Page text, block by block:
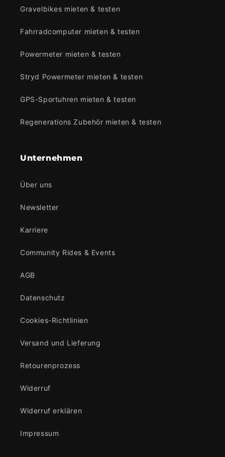
Gravelbikes mieten & testen
Fahrradcomputer mieten & testen
Powermeter mieten & testen
Stryd Powermeter mieten & testen
GPS-Sportuhren mieten & testen
Regenerations Zubehör mieten & testen
Unternehmen
Über uns
Newsletter
Karriere
Community Rides & Events
AGB
Datenschutz
Cookies-Richtlinien
Versand und Lieferung
Retourenprozess
Widerruf
Widerruf erklären
Impressum